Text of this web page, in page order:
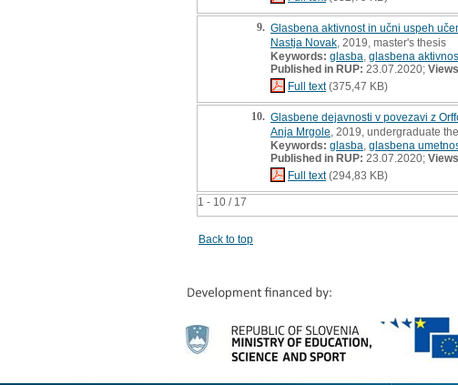
1 - 10 / 17
9. Glasbena aktivnost in učni uspeh
Nastja Novak , 2019, master's thesis
Keywords: glasba glasbena
Published in RUP: 23.07.2020;
Full text(375,47 KB)
10. Glasbene dejavnosti v povezavi z
Anja Mrgole , 2019, undergraduate
Keywords: glasba glasbena
Published in RUP: 23.07.2020;
Full text(294,83 KB)
Back to top